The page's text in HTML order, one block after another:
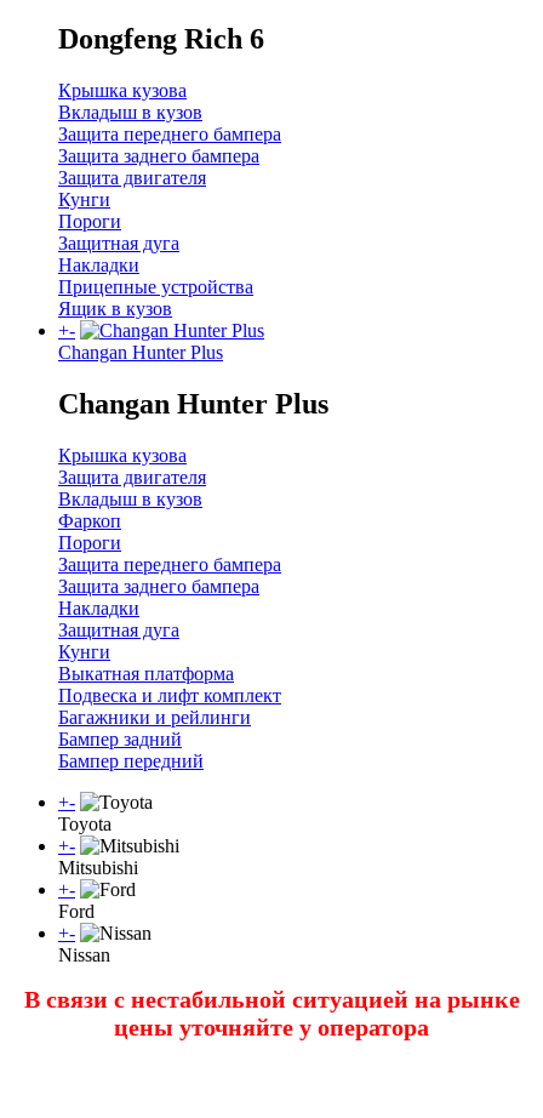
Dongfeng Rich 6
Крышка кузова
Вкладыш в кузов
Защита переднего бампера
Защита заднего бампера
Защита двигателя
Кунги
Пороги
Защитная дуга
Накладки
Прицепные устройства
Ящик в кузов
+-
Changan Hunter Plus
Changan Hunter Plus
Крышка кузова
Защита двигателя
Вкладыш в кузов
Фаркоп
Пороги
Защита переднего бампера
Защита заднего бампера
Накладки
Защитная дуга
Кунги
Выкатная платформа
Подвеска и лифт комплект
Багажники и рейлинги
Бампер задний
Бампер передний
+-
Toyota
+-
Mitsubishi
+-
Ford
+-
Nissan
В связи с нестабильной ситуацией на рынке
цены уточняйте у оператора